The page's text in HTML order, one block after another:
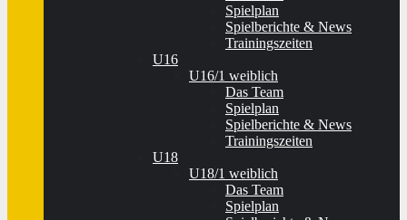
Spielplan
Spielberichte & News
Trainingszeiten
U16
U16/1 weiblich
Das Team
Spielplan
Spielberichte & News
Trainingszeiten
U18
U18/1 weiblich
Das Team
Spielplan